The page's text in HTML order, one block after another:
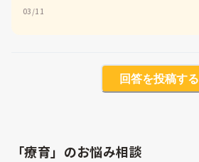
03/11
回答を投稿する
「療育」のお悩み相談